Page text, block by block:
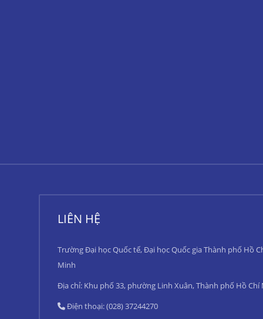
LIÊN HỆ
Trường Đại học Quốc tế, Đại học Quốc gia Thành phố Hồ
Minh
Địa chỉ: Khu phố 33, phường Linh Xuân, Thành phố Hồ Chí
Điện thoại: (028) 37244270